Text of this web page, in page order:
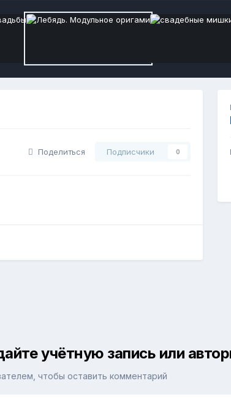
Поделиться Подписчики 0
учётную запись или
чтобы оставить комментарий